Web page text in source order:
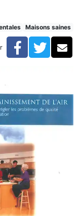
les problèmes de
et
Maisons saines
Facebook